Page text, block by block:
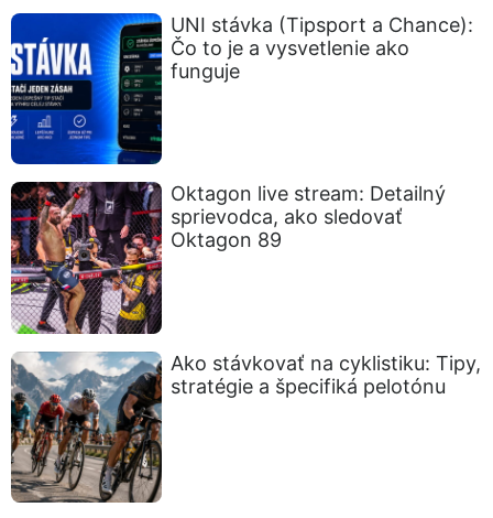
UNI stávka (Tipsport a Chance):
Čo to je a vysvetlenie ako
funguje
Oktagon live stream: Detailný
sprievodca, ako sledovať
Oktagon 89
Ako stávkovať na cyklistiku: Tipy,
stratégie a špecifiká pelotónu